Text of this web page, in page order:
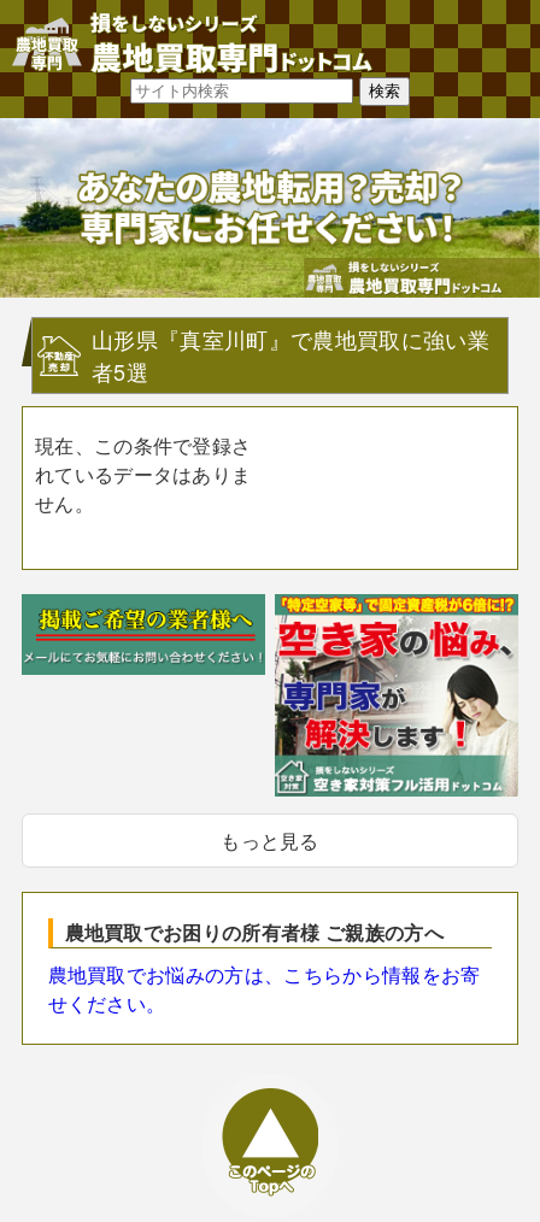
山形県『真室川町』で農地買取に強い業
者5選
現在、この条件で登録さ
れているデータはありま
せん。
もっと見る
農地買取でお困りの所有者様 ご親族の方へ
農地買取でお悩みの方は、こちらから情報をお寄
せください。